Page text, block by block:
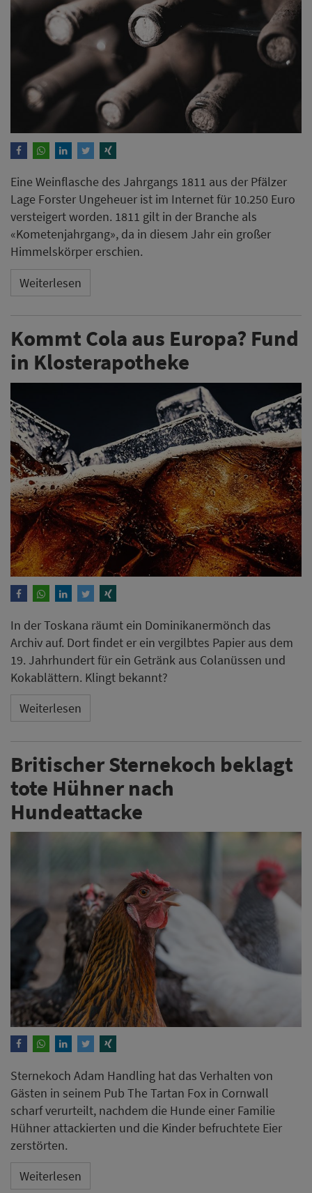
Eine Weinflasche des Jahrgangs 1811 aus der Pfälzer
Lage Forster Ungeheuer ist im Internet für 10.250 Euro
versteigert worden. 1811 gilt in der Branche als
«Kometenjahrgang», da in diesem Jahr ein großer
Himmelskörper erschien.
Weiterlesen
Kommt Cola aus Europa? Fund
in Klosterapotheke
In der Toskana räumt ein Dominikanermönch das
Archiv auf. Dort findet er ein vergilbtes Papier aus dem
19. Jahrhundert für ein Getränk aus Colanüssen und
Kokablättern. Klingt bekannt?
Weiterlesen
Britischer Sternekoch beklagt
tote Hühner nach
Hundeattacke
Sternekoch Adam Handling hat das Verhalten von
Gästen in seinem Pub The Tartan Fox in Cornwall
scharf verurteilt, nachdem die Hunde einer Familie
Hühner attackierten und die Kinder befruchtete Eier
zerstörten.
Weiterlesen